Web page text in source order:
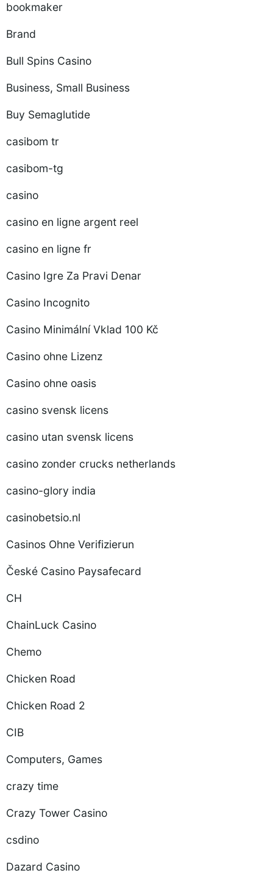
bookmaker
Brand
Bull Spins Casino
Business, Small Business
Buy Semaglutide
casibom tr
casibom-tg
casino
casino en ligne argent reel
casino en ligne fr
Casino Igre Za Pravi Denar
Casino Incognito
Casino Minimální Vklad 100 Kč
Casino ohne Lizenz
Casino ohne oasis
casino svensk licens
casino utan svensk licens
casino zonder crucks netherlands
casino-glory india
casinobetsio.nl
Casinos Ohne Verifizierun
České Casino Paysafecard
CH
ChainLuck Casino
Chemo
Chicken Road
Chicken Road 2
CIB
Computers, Games
crazy time
Crazy Tower Сasino
csdino
Dazard Casino